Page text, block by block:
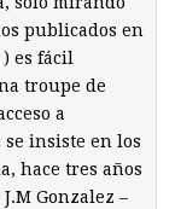
publicados en
es fácil
troupe de
a
insiste en los
hace tres años
Gonzalez –